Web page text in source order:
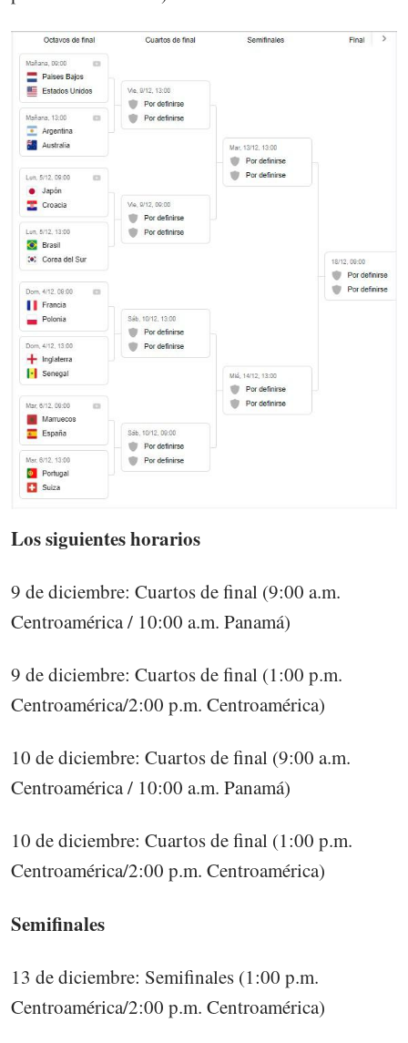
Los siguientes horarios
9 de diciembre: Cuartos de final (9:00 a.m.
Centroamérica / 10:00 a.m. Panamá)
9 de diciembre: Cuartos de final (1:00 p.m.
Centroamérica/2:00 p.m. Centroamérica)
10 de diciembre: Cuartos de final (9:00 a.m.
Centroamérica / 10:00 a.m. Panamá)
10 de diciembre: Cuartos de final (1:00 p.m.
Centroamérica/2:00 p.m. Centroamérica)
Semifinales
13 de diciembre: Semifinales (1:00 p.m.
Centroamérica/2:00 p.m. Centroamérica)